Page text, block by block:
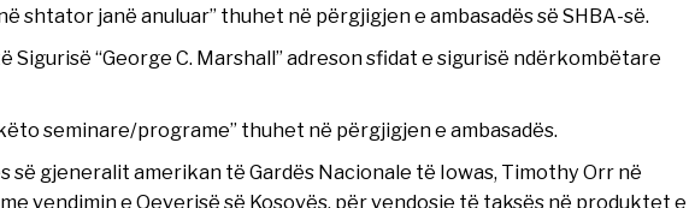
shtator janë anuluar” thuhet në përgjigjen e ambasadës së SHBA-së.
Sigurisë “George C. Marshall” adreson sfidat e sigurisë ndërkombëtare
seminare/programe” thuhet në përgjigjen e ambasadës.
së gjeneralit amerikan të Gardës Nacionale të Iowas, Timothy Orr në
vendimin e Qeverisë së Kosovës, për vendosje të taksës në produktet e